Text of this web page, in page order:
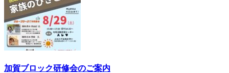
加賀ブロック研修会のご案内